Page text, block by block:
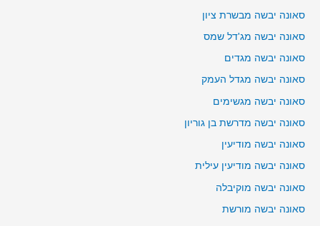
סאונה יבשה מבשרת ציון
סאונה יבשה מג'דל שמס
סאונה יבשה מגדים
סאונה יבשה מגדל העמק
סאונה יבשה מגשימים
סאונה יבשה מדרשת בן גוריון
סאונה יבשה מודיעין
סאונה יבשה מודיעין עילית
סאונה יבשה מוקיבלה
סאונה יבשה מורשת